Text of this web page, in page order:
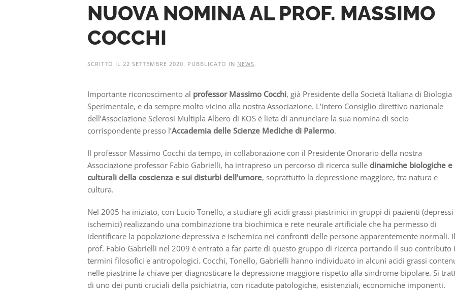
NUOVA NOMINA AL PROF. MASSIMO
COCCHI
SCRITTO IL 22 SETTEMBRE 2020. PUBBLICATO IN NEWS.
Importante riconoscimento al professor Massimo Cocchi, già Presidente della Società Italiana di Biologia
Sperimentale, e da sempre molto vicino alla nostra Associazione. L’intero Consiglio direttivo nazionale
dell’Associazione Sclerosi Multipla Albero di KOS è lieta di annunciare la sua nomina di socio
corrispondente presso l’Accademia delle Scienze Mediche di Palermo.
Il professor Massimo Cocchi da tempo, in collaborazione con il Presidente Onorario della nostra
Associazione professor Fabio Gabrielli, ha intrapreso un percorso di ricerca sulle dinamiche biologiche e
culturali della coscienza e sui disturbi dell’umore, soprattutto la depressione maggiore, tra natura e
cultura.
Nel 2005 ha iniziato, con Lucio Tonello, a studiare gli acidi grassi piastrinici in gruppi di pazienti (depressi
ischemici) realizzando una combinazione tra biochimica e rete neurale artificiale che ha permesso di
identificare la popolazione depressiva e ischemica nei confronti delle persone apparentemente normali. Il
prof. Fabio Gabrielli nel 2009 è entrato a far parte di questo gruppo di ricerca portando il suo contributo
termini filosofici e antropologici. Cocchi, Tonello, Gabrielli hanno individuato in alcuni acidi grassi
nelle piastrine la chiave per diagnosticare la depressione maggiore rispetto alla sindrome bipolare. Si
di uno dei punti cruciali della psichiatria, con ricadute patologiche, esistenziali, economiche imponenti.